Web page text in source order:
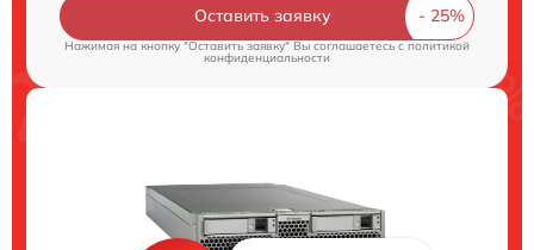
Оставить заявку
Нажимая на кнопку "Оставить заявку" Вы соглашаетесь cполитикой
конфиденциальности